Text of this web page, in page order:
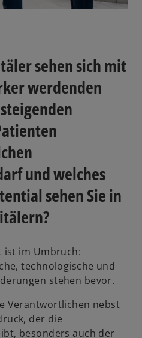
sehen sich mit
werdenden
und welches
sehen Sie in
ist im Umbruch:
technologische und
stehen bevor.
Verantwortlichen nebst
der die
besonders auch der